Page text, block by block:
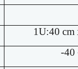
1U:40 cm
-40